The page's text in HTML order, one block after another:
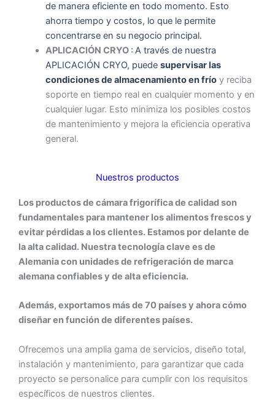
de manera eficiente en todo momento. Esto
ahorra tiempo y costos, lo que le permite
concentrarse en su negocio principal.
APLICACIÓN CRYO :A través de nuestra
APLICACIÓN CRYO, puede supervisar las
condiciones de almacenamiento en fríoy reciba
soporte en tiempo real en cualquier momento y en
cualquier lugar. Esto minimiza los posibles costos
de mantenimiento y mejora la eficiencia operativa
general.
Nuestros productos
Los productos de cámara frigorífica de calidad son
fundamentales para mantener los alimentos frescos y
evitar pérdidas a los clientes. Estamos por delante de
la alta calidad. Nuestra tecnología clave es de
Alemania con unidades de refrigeración de marca
alemana confiables y de alta eficiencia.
Además, exportamos más de 70 países y ahora cómo
diseñar en función de diferentes países.
Ofrecemos una amplia gama de servicios, diseño total,
instalación y mantenimiento, para garantizar que cada
proyecto se personalice para cumplir con los requisitos
específicos de nuestros clientes.